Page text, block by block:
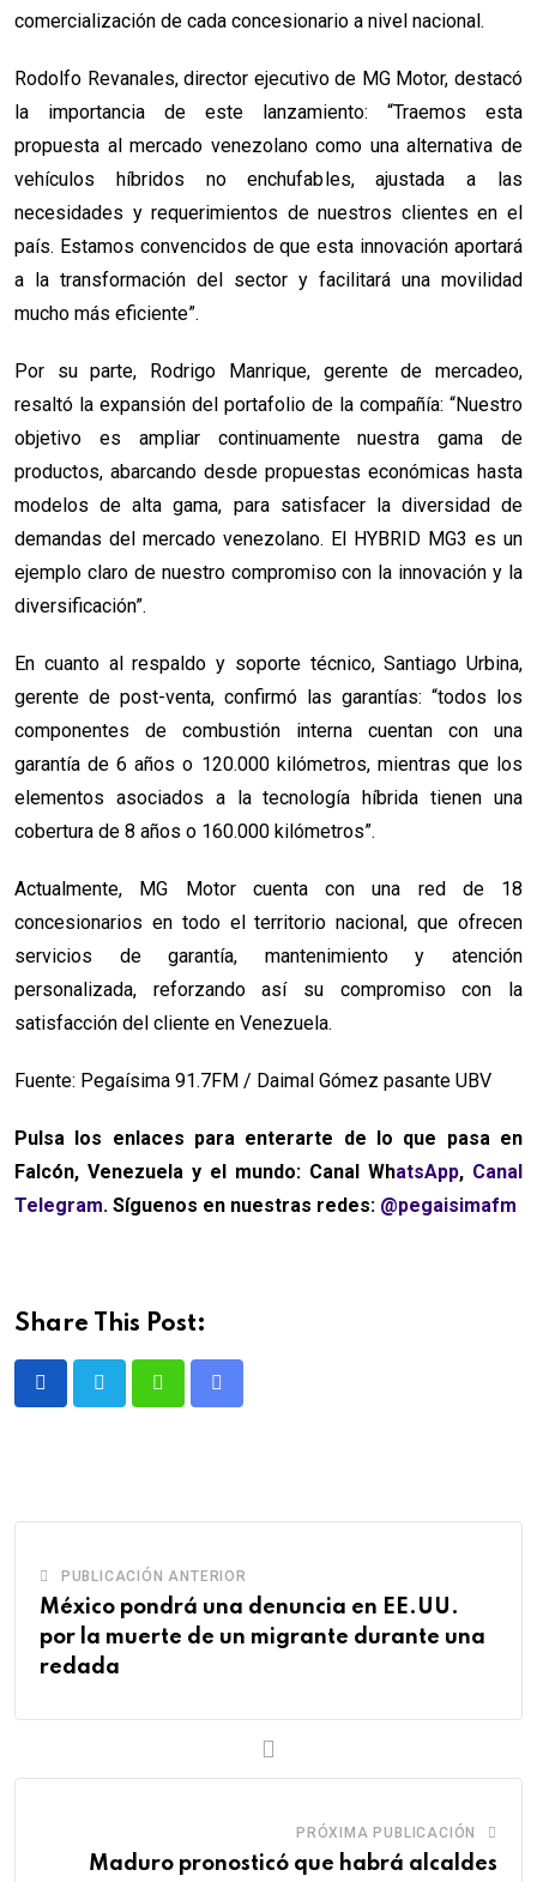
comercialización de cada concesionario a nivel nacional.
Rodolfo Revanales, director ejecutivo de MG Motor, destacó
la importancia de este lanzamiento: “Traemos esta
propuesta al mercado venezolano como una alternativa de
vehículos híbridos no enchufables, ajustada a las
necesidades y requerimientos de nuestros clientes en el
país. Estamos convencidos de que esta innovación aportará
a la transformación del sector y facilitará una movilidad
mucho más eficiente”.
Por su parte, Rodrigo Manrique, gerente de mercadeo,
resaltó la expansión del portafolio de la compañía: “Nuestro
objetivo es ampliar continuamente nuestra gama de
productos, abarcando desde propuestas económicas hasta
modelos de alta gama, para satisfacer la diversidad de
demandas del mercado venezolano. El HYBRID MG3 es un
ejemplo claro de nuestro compromiso con la innovación y la
diversificación”.
En cuanto al respaldo y soporte técnico, Santiago Urbina,
gerente de post-venta, confirmó las garantías: “todos los
componentes de combustión interna cuentan con una
garantía de 6 años o 120.000 kilómetros, mientras que los
elementos asociados a la tecnología híbrida tienen una
cobertura de 8 años o 160.000 kilómetros”.
Actualmente, MG Motor cuenta con una red de 18
concesionarios en todo el territorio nacional, que ofrecen
servicios de garantía, mantenimiento y atención
personalizada, reforzando así su compromiso con la
satisfacción del cliente en Venezuela.
Fuente: Pegaísima 91.7FM / Daimal Gómez pasante UBV
Pulsa los enlaces para enterarte de lo que pasa en
Falcón, Venezuela y el mundo: Canal WhatsApp, Canal
Telegram. Síguenos en nuestras redes: @pegaisimafm
Share This Post:
PUBLICACIÓN ANTERIOR
México pondrá una denuncia en EE.UU.
por la muerte de un migrante durante una
redada
PRÓXIMA PUBLICACIÓN
Maduro pronosticó que habrá alcaldes